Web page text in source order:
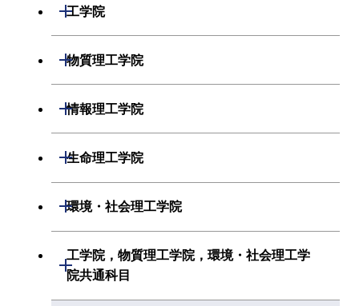
化学系
初年次専門科目
創造プロセス科目
共通専門科目
工学院
開閉
機械系
電気電子系
経営工学系
初年次専門科目
創造プロセス科目
物質理工学院
開閉
材料系
初年次専門科目
共通専門科目
情報理工学院
開閉
数理・計算科学系
初年次専門科目
創造プロセス科目
生命理工学院
開閉
生命理工学系
創造プロセス科目
環境・社会理工学院
開閉
建築学系
工学院，物質理工学院，環境・社会理工学
院共通科目
開閉